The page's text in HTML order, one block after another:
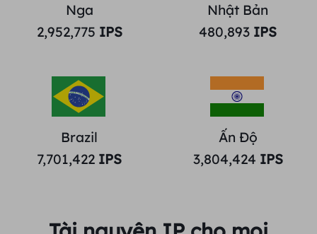
Nga
2,952,775 IPS
Nhật Bản
480,893 IPS
Brazil
7,701,422 IPS
Ấn Độ
3,804,424 IPS